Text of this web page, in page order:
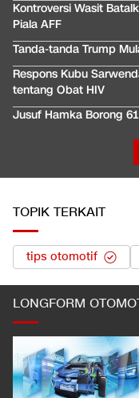
Kontroversi Wasit
Piala AFF
Tanda-tanda Trump
Respons Kubu
tentang Obat HIV
Jusuf Hamka Borong
TOPIK TERKAIT
tips otomotif
LONGFORM